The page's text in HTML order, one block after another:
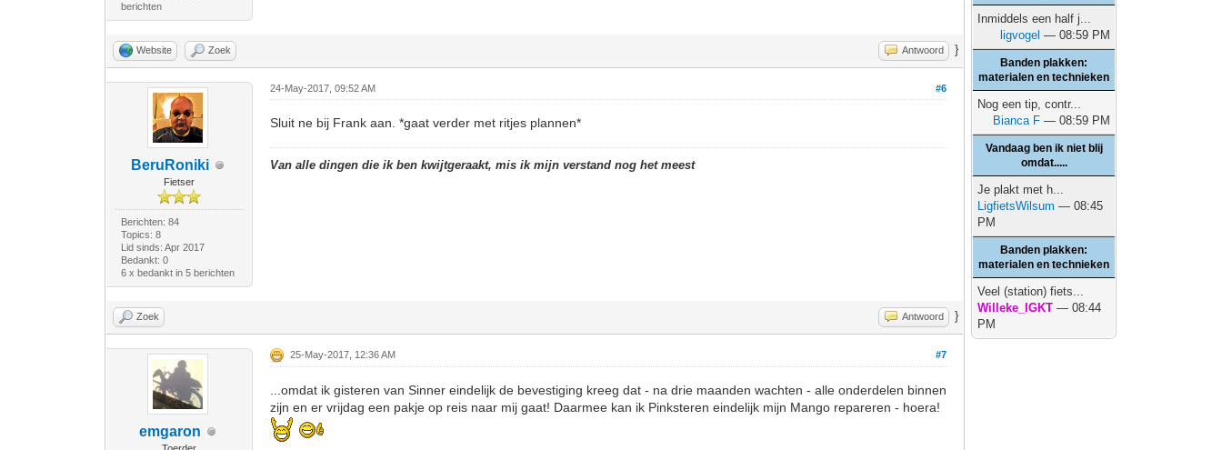
berichten
Website Zoek Antwoord }
BeruRoniki
Fietser
Berichten: 84
Topics: 8
Lid sinds: Apr 2017
Bedankt: 0
6 x bedankt in 5 berichten
#6
24-May-2017, 09:52 AM
Sluit ne bij Frank aan. *gaat verder met ritjes plannen*
Van alle dingen die ik ben kwijtgeraakt, mis ik mijn verstand nog het meest
Zoek Antwoord }
emgaron
#7
25-May-2017, 12:36 AM
...omdat ik gisteren van Sinner eindelijk de bevestiging kreeg dat - na drie maanden wachten - alle onderdelen binnen
zijn en er vrijdag een pakje op reis naar mij gaat! Daarmee kan ik Pinksteren eindelijk mijn Mango repareren - hoera!
Inmiddels een half j...
ligvogel — 08:59 PM
Banden plakken:
materialen en technieken
Nog een tip, contr...
Bianca F — 08:59 PM
Vandaag ben ik niet blij
omdat.....
Je plakt met h...
LigfietsWilsum — 08:45
PM
Banden plakken:
materialen en technieken
Veel (station) fiets...
Willeke_IGKT — 08:44
PM